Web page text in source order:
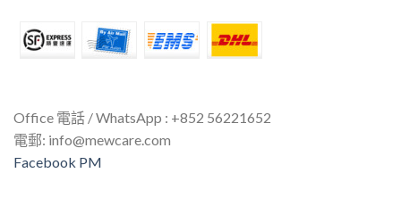
Office 電話 / WhatsApp : +852 56221652
電郵: info@mewcare.com
Facebook PM